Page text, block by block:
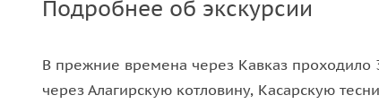
Подробнее об экскурсии
В прежние времена через Кавказ проходило
через Алагирскую котловину, Касарскую